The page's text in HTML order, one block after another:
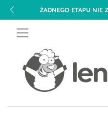
ŻADNEGO ETAPU NIE